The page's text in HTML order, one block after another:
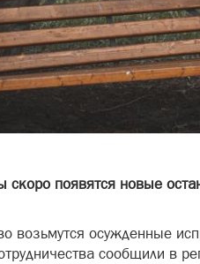
скоро появятся новые
возьмутся осужденные
сообщили в